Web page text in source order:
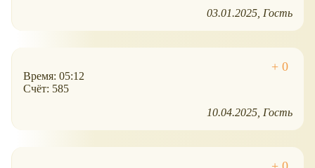
03.01.2025 Гость
Время: 05:12
Счёт: 585
10.04.2025 Гость